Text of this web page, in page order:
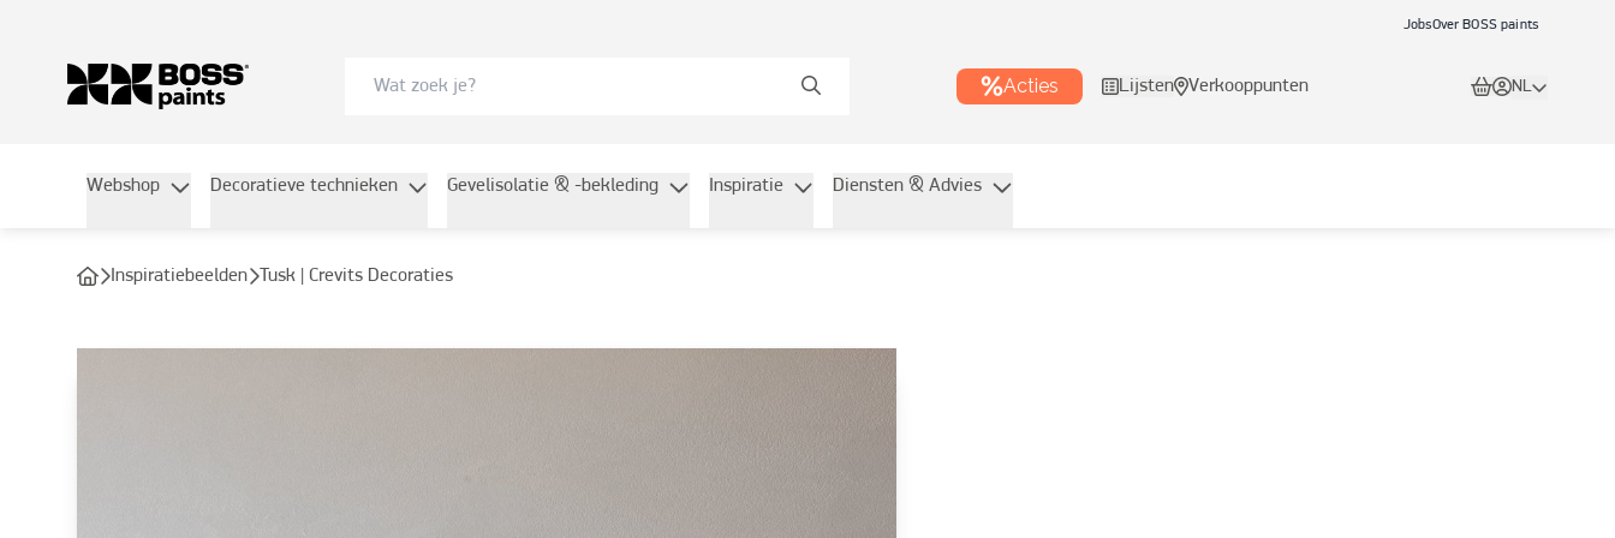
JobsOver BOSS paints
Acties Lijsten Verkooppunten NL
Webshop Decoratieve technieken Gevelisolatie & -bekleding Inspiratie Diensten & Advies
Inspiratiebeelden Tusk | Crevits Decoraties